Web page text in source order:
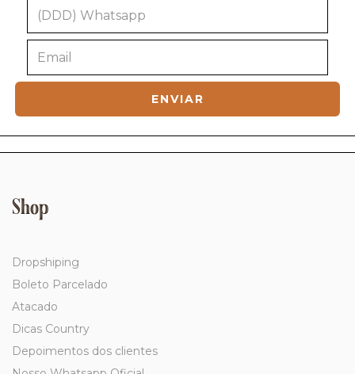
Shop
Dropshiping
Boleto Parcelado
Atacado
Dicas Country
Depoimentos dos clientes